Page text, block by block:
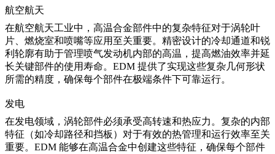
航空航天
在航空航天工业中，高温合金部件中的复杂特征对于涡轮叶
片 、燃烧室和喷嘴等应用至关重要。精密设计的冷却通道和锐
利轮廓有助于管理喷气发动机内部的高温，提高燃油效率并延
长关键部件的使用寿命。EDM 提供了实现这些复杂几何形状
所需的精度，确保每个部件在极端条件下可靠运行。
发电
在发电领域，涡轮部件必须承受高转速和热应力。复杂的内部
特征（如冷却路径和挡板）对于有效的热管理和运行效率至关
重要。EDM 能够在高温合金中创建这些特征，确保每个部件